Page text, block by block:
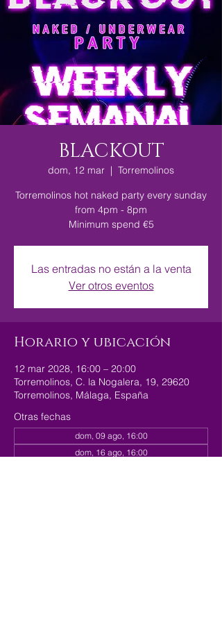
BLACKOUT
dom, 12 mar
  |
Torremolinos
Torremolinos hot naked party every sunday
from 4pm - 8pm
Minimum spend €5
Las entradas no están a la venta
Ver otros eventos
Horario y ubicación
12 mar 2028, 16:00 – 20:00
Torremolinos, C. la Nogalera, 19, 29620
Torremolinos, Málaga, España
Otras fechas
dom, 09 ago, 16:00
dom, 16 ago, 16:00